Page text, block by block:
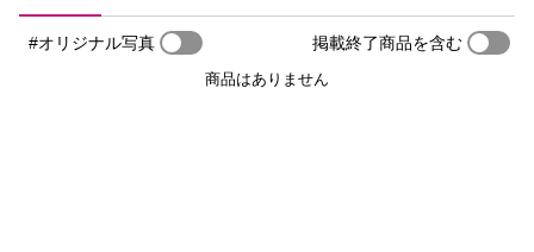
#オリジナル写真 掲載終了商品を含む
商品はありません